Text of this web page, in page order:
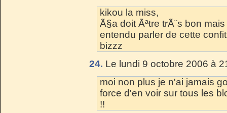
kikou la miss,
Ã§a doit Ãªtre trÃ¨s bon
entendu parler de cette
bizzz
24. Le lundi 9 octobre 2006 à
moi non plus je n'ai jamais
force d'en voir sur tous les
!!